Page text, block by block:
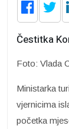
Čestitka
Foto: Vlada
Ministarka
vjernicima
početka